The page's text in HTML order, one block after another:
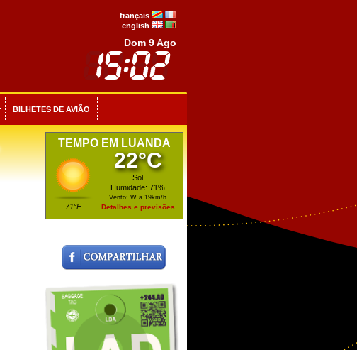
français
english
Dom 9 Ago
BILHETES DE AVIÃO
TEMPO EM LUANDA
71°F
22°C
Sol
Humidade: 71%
Vento: W a 19km/h
Detalhes e previsões